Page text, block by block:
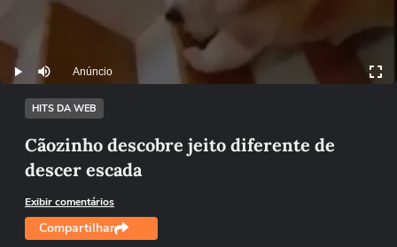
Play Mutar Anúncio
HITS DA WEB
Cãozinho descobre jeito diferente de
descer escada
Exibir comentários
Compartilhar